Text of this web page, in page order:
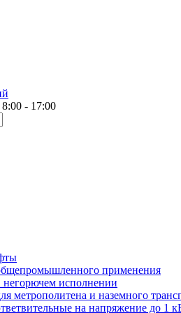
- 17:00
применения
исполнении
метрополитена и наземного
на напряжение до 1